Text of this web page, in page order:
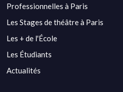
Professionnelles à Paris
Les Stages de théâtre à Paris
Les + de l'École
Les Étudiants
Actualités